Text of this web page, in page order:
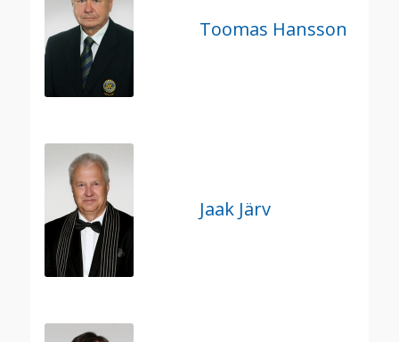
Toomas Hansson
Jaak Järv